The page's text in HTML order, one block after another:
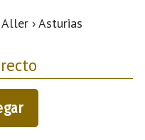
› Asturias